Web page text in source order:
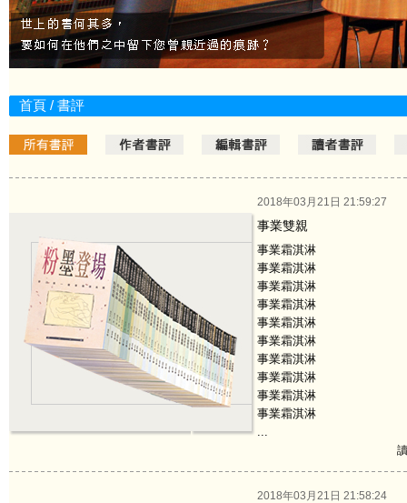
首頁 / 書評
2018年03月21日 21:59:27
事業雙親
事業霜淇淋
事業霜淇淋
事業霜淇淋
事業霜淇淋
事業霜淇淋
事業霜淇淋
事業霜淇淋
事業霜淇淋
事業霜淇淋
事業霜淇淋
...
2018年03月21日 21:58:24